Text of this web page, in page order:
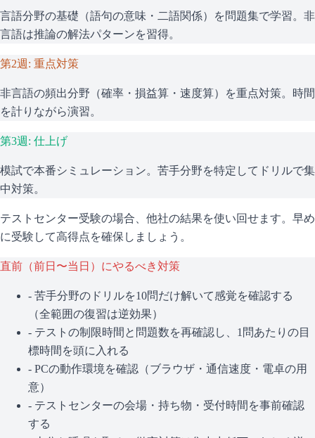
言語分野の基礎（語句の意味・二語関係）を問題集で学習。非
言語は推論の解法パターンを習得。
第2週: 重点対策
非言語の頻出分野（確率・損益算・速度算）を重点対策。時間
を計りながら演習。
第3週: 仕上げ
模試で本番シミュレーション。苦手分野を特定してドリルで集
中対策。
テストセンター受験の場合、他社の結果を使い回せます。早め
に受験して高得点を確保しましょう。
直前（前日〜当日）にやるべき対策
- 苦手分野のドリルを10問だけ解いて感覚を確認する
（全範囲の復習は逆効果）
- テストの制限時間と問題数を再確認し、1問あたりの目
標時間を頭に入れる
- PCの動作環境を確認（ブラウザ・通信速度・電卓の用
意）
- テストセンターの会場・持ち物・受付時間を事前確認
する